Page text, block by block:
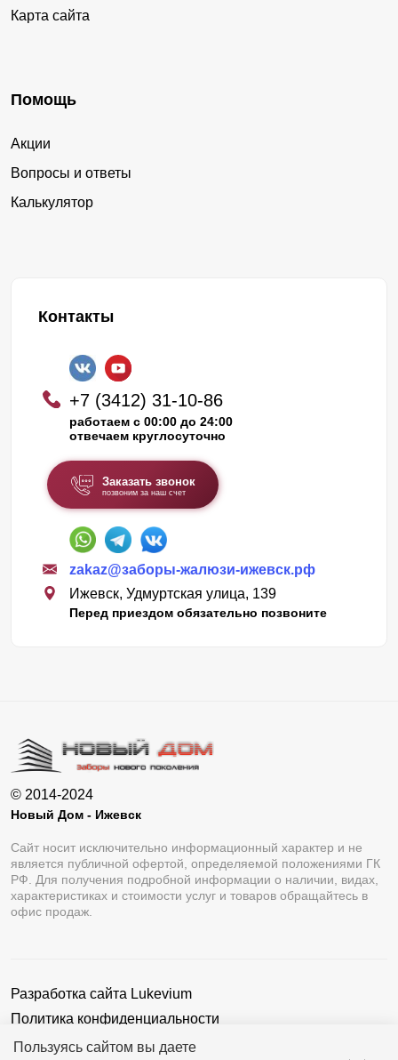
Пользуясь сайтом вы даете
Карта сайта
Помощь
Акции
Вопросы и ответы
Калькулятор
Контакты
+7 (3412) 31-10-86
работаем с 00:00 до 24:00
отвечаем круглосуточно
Заказать звонок
позвоним за наш счет
zakaz@заборы-жалюзи-ижевск.рф
Ижевск, Удмуртская улица, 139
Перед приездом обязательно позвоните
© 2014-2024
Новый Дом - Ижевск
Сайт носит исключительно информационный характер и не
является публичной офертой, определяемой положениями ГК
РФ. Для получения подробной информации о наличии, видах,
характеристиках и стоимости услуг и товаров обращайтесь в
офис продаж.
Разработка сайта Lukevium
Политика конфиденциальности
Пользовательское соглашение